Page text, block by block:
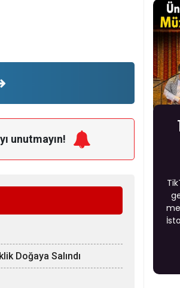
unutmayın!
Doğaya Salındı